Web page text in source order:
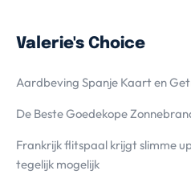
Valerie's Choice
Aardbeving Spanje Kaart en
De Beste Goedekope
Frankrijk flitspaal krijgt slimme
tegelijk mogelijk